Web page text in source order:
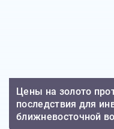
Цены на золото
последствия для
ближневосточной